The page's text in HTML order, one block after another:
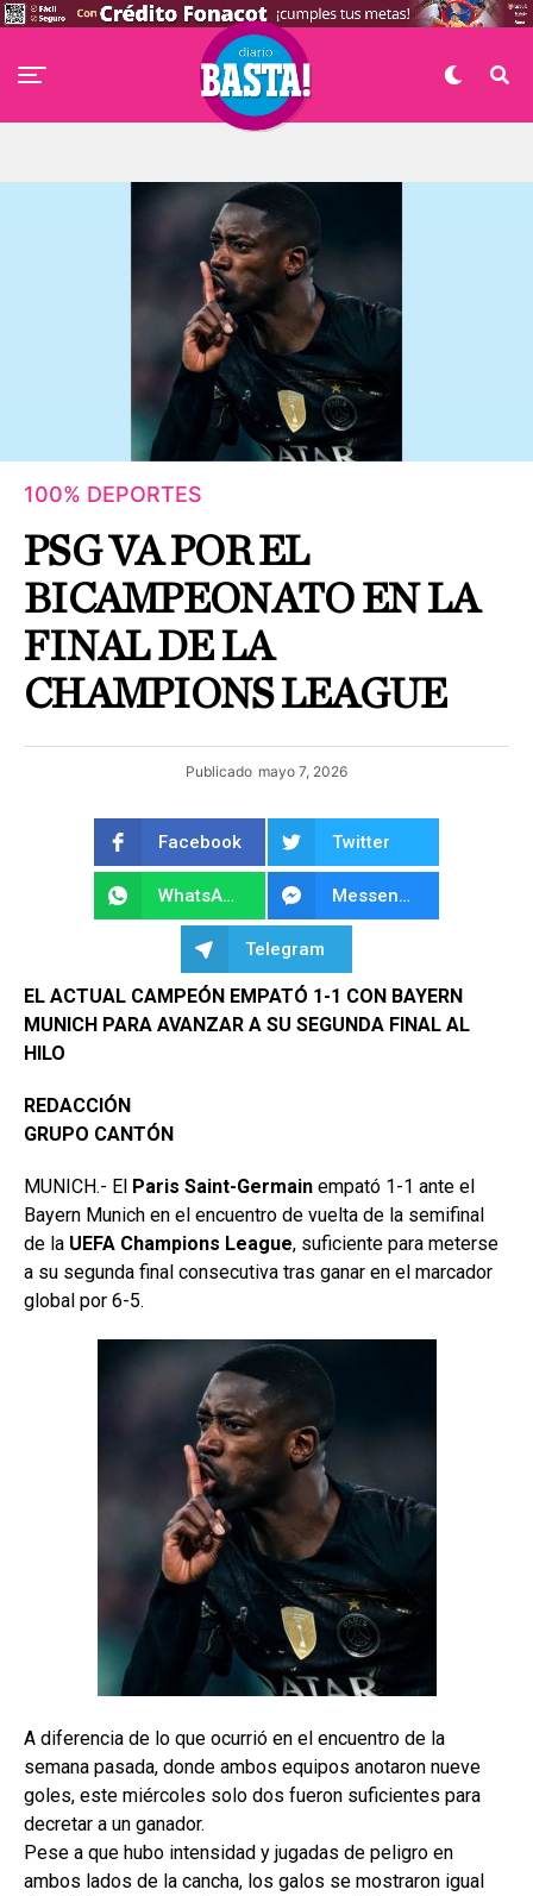
100% DEPORTES
PSG VA POR EL
BICAMPEONATO EN LA
FINAL DE LA
CHAMPIONS LEAGUE
Publicado mayo 7, 2026
Facebook Twitter
WhatsApp Messenger
Telegram
EL ACTUAL CAMPEÓN EMPATÓ 1-1 CON BAYERN
MUNICH PARA AVANZAR A SU SEGUNDA FINAL AL
HILO
REDACCIÓN
GRUPO CANTÓN
MUNICH.- El Paris Saint-Germain empató 1-1 ante el
Bayern Munich en el encuentro de vuelta de la semifinal
de la UEFA Champions League, suficiente para meterse
a su segunda final consecutiva tras ganar en el marcador
global por 6-5.
A diferencia de lo que ocurrió en el encuentro de la
semana pasada, donde ambos equipos anotaron nueve
goles, este miércoles solo dos fueron suficientes para
decretar a un ganador.
Pese a que hubo intensidad y jugadas de peligro en
ambos lados de la cancha, los galos se mostraron igual